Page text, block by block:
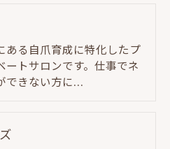
ある自爪育成に特化したプ
ートサロンです。仕事でネ
できない方に…